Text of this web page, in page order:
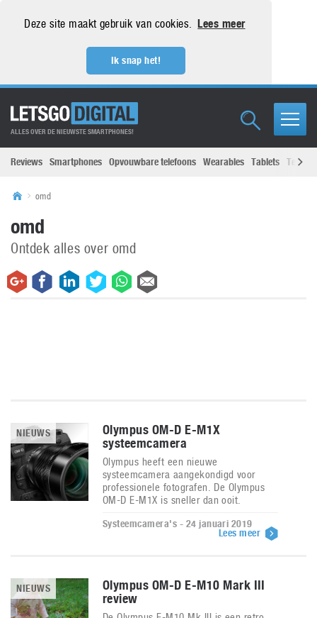
Deze site maakt gebruik van cookies. Lees meer
Ik snap het!
ALLES OVER DE NIEUWSTE SMARTPHONES!
Reviews Smartphones Opvouwbare telefoons Wearables Tablets
omd
omd
Ontdek alles over omd
NIEUWS
Olympus OM-D E-M1X
systeemcamera
Olympus heeft een nieuwe
systeemcamera aangekondigd voor
professionele fotografen. De Olympus
OM-D E-M1X is sneller dan ooit.
Systeemcamera's - 24 januari 2019
Lees meer
NIEUWS
Olympus OM-D E-M10 Mark III
review